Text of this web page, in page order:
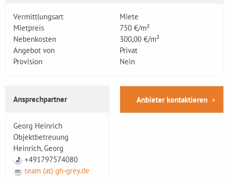
Vermittlungsart
Miete
Mietpreis
750 €/m²
Nebenkosten
300,00 €/m²
Angebot von
Privat
Provision
Nein
Ansprechpartner
Georg Heinrich
Objektbetreuung
Heinrich, Georg
+491797574080
team (at) gh-grey.de
Anbieter kontaktieren